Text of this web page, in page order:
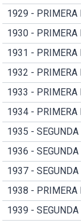
1929 - PRIMERA
1930 - PRIMERA
1931 - PRIMERA
1932 - PRIMERA
1933 - PRIMERA
1934 - PRIMERA
1935 -
1936 -
1937 -
1938 - PRIMERA
1939 -